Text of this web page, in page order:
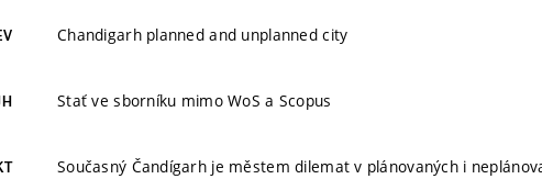
Chandigarh planned and unplanned city
Stať ve sborníku mimo WoS a Scopus
Současný Čandígarh je městem dilemat v plánovaných i